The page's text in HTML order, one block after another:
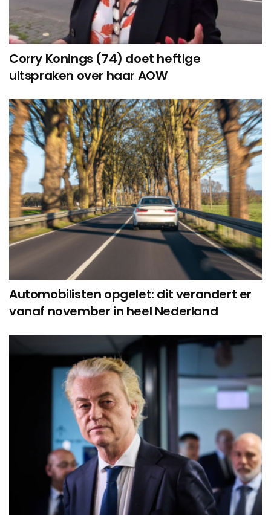
Corry Konings (74) doet heftige
uitspraken over haar AOW
Automobilisten opgelet: dit verandert er
vanaf november in heel Nederland